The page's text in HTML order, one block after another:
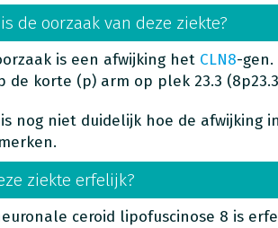
de oorzaak van deze ziekte?
is een afwijking het CLN8-gen.
de korte (p) arm op plek 23.3
nog niet duidelijk hoe de afwijking
ziekte erfelijk?
ceroid lipofuscinose 8 is